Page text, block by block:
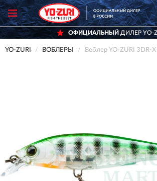
ОФИЦИАЛЬНЫЙДИЛЕР YO-
YO-ZURI ВОБЛЕРЫ Воблер YO-ZURI 3DR-